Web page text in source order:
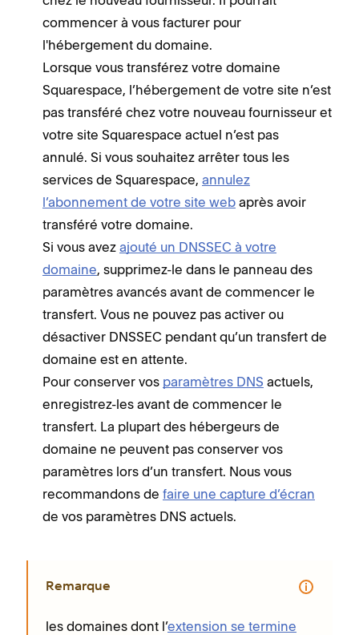
commencer à vous facturer pour
l'hébergement du domaine.
Lorsque vous transférez votre domaine
Squarespace, l’hébergement de votre site n’est
pas transféré chez votre nouveau fournisseur et
votre site Squarespace actuel n’est pas
annulé. Si vous souhaitez arrêter tous les
services de Squarespace, annulez
l’abonnement de votre site web après avoir
transféré votre domaine.
Si vous avez ajouté un DNSSEC à votre
domaine, supprimez-le dans le panneau des
paramètres avancés avant de commencer le
transfert. Vous ne pouvez pas activer ou
désactiver DNSSEC pendant qu’un transfert de
domaine est en attente.
Pour conserver vos paramètres DNS actuels,
enregistrez-les avant de commencer le
transfert. La plupart des hébergeurs de
domaine ne peuvent pas conserver vos
paramètres lors d’un transfert. Nous vous
recommandons de faire une capture d’écran
de vos paramètres DNS actuels.
Remarque
les domaines dont l’extension se termine